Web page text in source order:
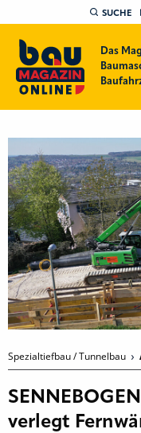
SUCHE
Das
Spezialtiefbau / Tunnelbau
verlegt